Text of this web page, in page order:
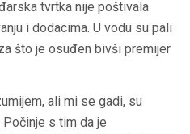
tvrtka nije poštivala
i dodacima. U vodu su pali
što je osuđen bivši premijer
ali mi se gadi, su
s tim da je